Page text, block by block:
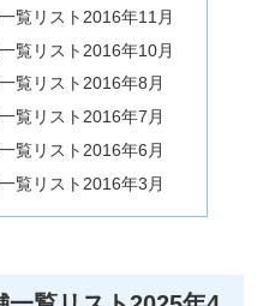
覧リスト2016年11月
覧リスト2016年10月
覧リスト2016年8月
覧リスト2016年7月
覧リスト2016年6月
覧リスト2016年3月